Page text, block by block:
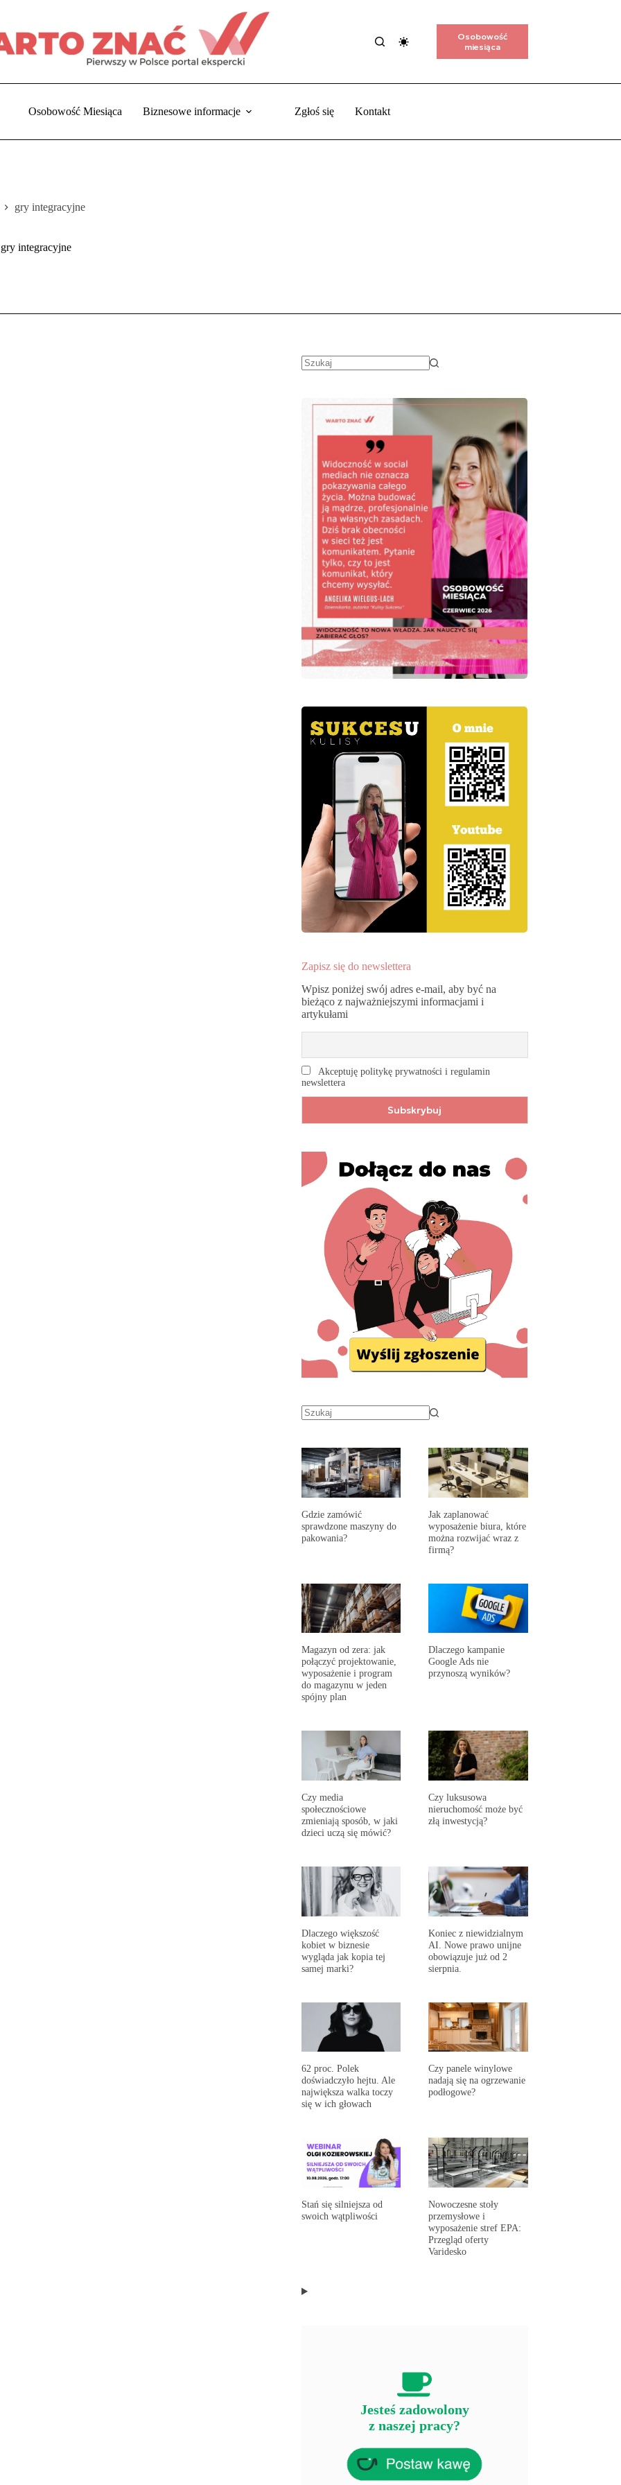
Osobowość
miesiąca
Osobowość Miesiąca Biznesowe informacje Zgłoś się Kontakt
gry integracyjne
gry integracyjne
Zapisz się do newslettera
Wpisz poniżej swój adres e-mail, aby być na
bieżąco z najważniejszymi informacjami i
artykułami
Akceptuję politykę prywatności i regulamin
newslettera
Gdzie zamówić
sprawdzone maszyny do
pakowania?
Jak zaplanować
wyposażenie biura, które
można rozwijać wraz z
firmą?
Magazyn od zera: jak
połączyć projektowanie,
wyposażenie i program
do magazynu w jeden
spójny plan
Dlaczego kampanie
Google Ads nie
przynoszą wyników?
Czy media
społecznościowe
zmieniają sposób, w jaki
dzieci uczą się mówić?
Czy luksusowa
nieruchomość może być
złą inwestycją?
Dlaczego większość
kobiet w biznesie
wygląda jak kopia tej
samej marki?
Koniec z niewidzialnym
AI. Nowe prawo unijne
obowiązuje już od 2
sierpnia.
62 proc. Polek
doświadczyło hejtu. Ale
największa walka toczy
się w ich głowach
Czy panele winylowe
nadają się na ogrzewanie
podłogowe?
Stań się silniejsza od
swoich wątpliwości
Nowoczesne stoły
przemysłowe i
wyposażenie stref EPA:
Przegląd oferty
Varidesko
Jesteś zadowolony
z naszej pracy?